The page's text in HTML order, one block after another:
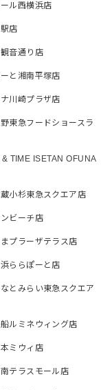
ル西横浜店
店
音通り店
と湘南平塚店
川崎プラザ店
東急フードショースラ
TIME ISETAN OFUNA
小杉東急スクエア店
ビーチ店
プラーザテラス店
ららぽーと店
とみらい東急スクエア
ルミネウィング店
ミウィ店
テラスモール店